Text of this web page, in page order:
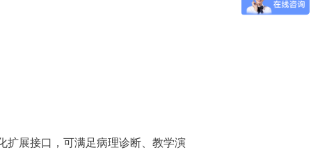
扩展接口，可满足病理诊断、教学演